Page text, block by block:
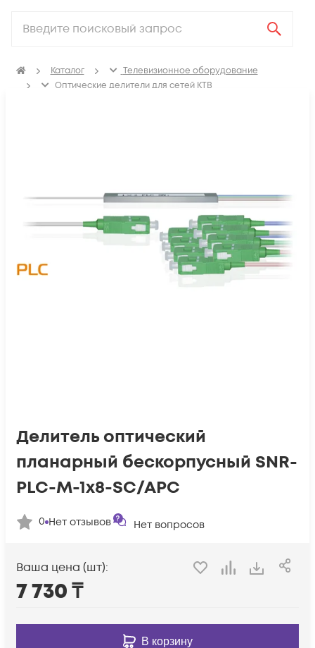
Каталог
Телевизионное оборудование
Оптические делители для сетей КТВ
Делитель оптический
планарный бескорпусный SNR-
PLC-M-1x8-SC/APC
0 Нет отзывов Нет вопросов
Ваша цена (шт):
7 730₸
В корзину